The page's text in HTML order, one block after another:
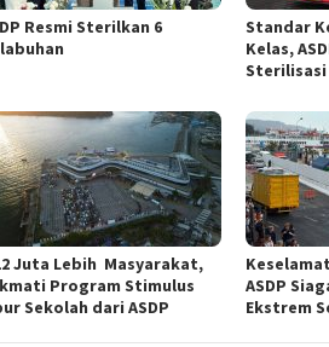
Resmi Sterilkan 6
Standar
Kelas,
Sterilisasi
Juta Lebih Masyarakat,
Program Stimulus
Sekolah dari ASDP
ASDP
Ekstrem